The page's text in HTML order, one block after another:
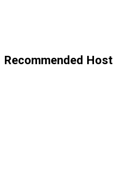
Recommended Host